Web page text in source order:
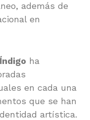
además de
en
ha
en cada una
que se han
artística.